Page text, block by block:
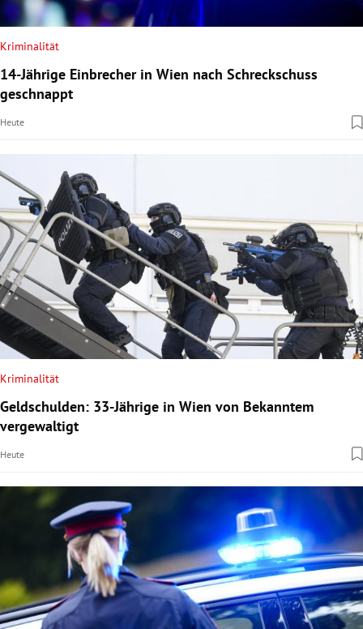
Kriminalität
14-Jährige Einbrecher in Wien nach Schreckschuss
geschnappt
Heute
Kriminalität
Geldschulden: 33-Jährige in Wien von Bekanntem
vergewaltigt
Heute